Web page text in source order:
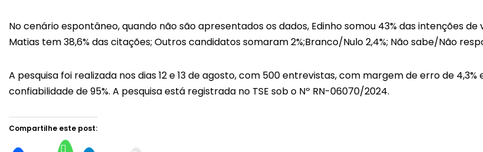
No cenário espontâneo, quando não são apresentados os dados, Edinho somou 43% das intenções de
Matias tem 38,6% das citações; Outros candidatos somaram 2%;Branco/Nulo 2,4%; Não sabe/Não
A pesquisa foi realizada nos dias 12 e 13 de agosto, com 500 entrevistas, com margem de erro de 4,3%
confiabilidade de 95%. A pesquisa está registrada no TSE sob o Nº RN-06070/2024.
Compartilhe este post: